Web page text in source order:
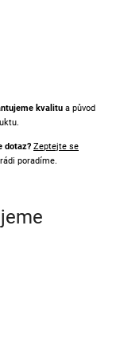
kvalitu a původ
dotaz? Zeptejte se
poradíme.